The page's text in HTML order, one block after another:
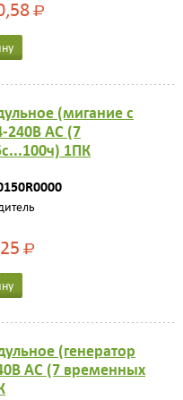
Р
(мигание с
240B AC (7
1ПК
Р
(генератор
AC (7 временных